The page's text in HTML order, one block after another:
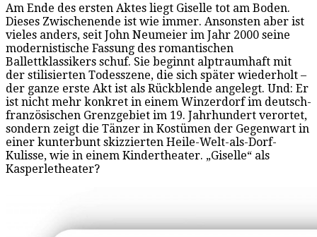
Am Ende des ersten Aktes liegt Giselle tot am Boden.
Dieses Zwischenende ist wie immer. Ansonsten aber ist
vieles anders, seit John Neumeier im Jahr 2000 seine
modernistische Fassung des romantischen
Ballettklassikers schuf. Sie beginnt alptraumhaft mit
der stilisierten Todesszene, die sich später wiederholt –
der ganze erste Akt ist als Rückblende angelegt. Und: Er
ist nicht mehr konkret in einem Winzerdorf im deutsch-
französischen Grenzgebiet im 19. Jahrhundert verortet,
sondern zeigt die Tänzer in Kostümen der Gegenwart in
einer kunterbunt skizzierten Heile-Welt-als-Dorf-
Kulisse, wie in einem Kindertheater. „Giselle“ als
Kasperletheater?